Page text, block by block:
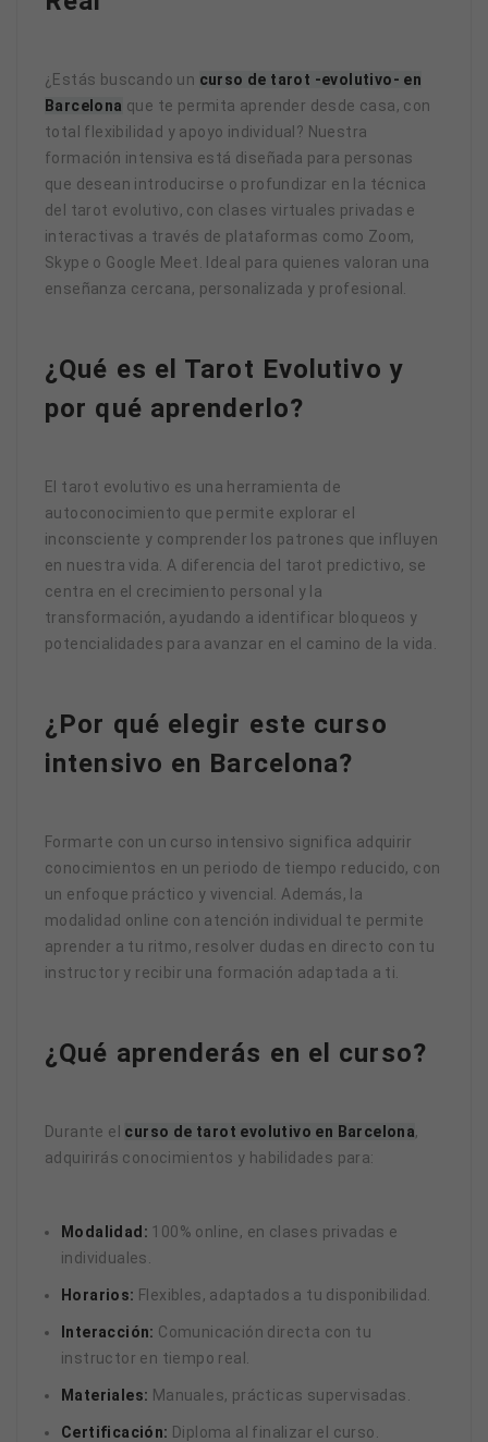
¿Estás buscando un curso de tarot -evolutivo- en
Barcelona que te permita aprender desde casa, con
total flexibilidad y apoyo individual? Nuestra
formación intensiva está diseñada para personas
que desean introducirse o profundizar en la técnica
del tarot evolutivo, con clases virtuales privadas e
interactivas a través de plataformas como Zoom,
Skype o Google Meet. Ideal para quienes valoran una
enseñanza cercana, personalizada y profesional.
¿Qué es el Tarot Evolutivo y
por qué aprenderlo?
El tarot evolutivo es una herramienta de
autoconocimiento que permite explorar el
inconsciente y comprender los patrones que influyen
en nuestra vida. A diferencia del tarot predictivo, se
centra en el crecimiento personal y la
transformación, ayudando a identificar bloqueos y
potencialidades para avanzar en el camino de la vida.
¿Por qué elegir este curso
intensivo en Barcelona?
Formarte con un curso intensivo significa adquirir
conocimientos en un periodo de tiempo reducido, con
un enfoque práctico y vivencial. Además, la
modalidad online con atención individual te permite
aprender a tu ritmo, resolver dudas en directo con tu
instructor y recibir una formación adaptada a ti.
¿Qué aprenderás en el curso?
Durante el curso de tarot evolutivo en Barcelona,
adquirirás conocimientos y habilidades para:
Modalidad: 100% online, en clases privadas e
individuales.
Horarios: Flexibles, adaptados a tu disponibilidad.
Interacción: Comunicación directa con tu
instructor en tiempo real.
Materiales: Manuales, prácticas supervisadas.
Certificación: Diploma al finalizar el curso.